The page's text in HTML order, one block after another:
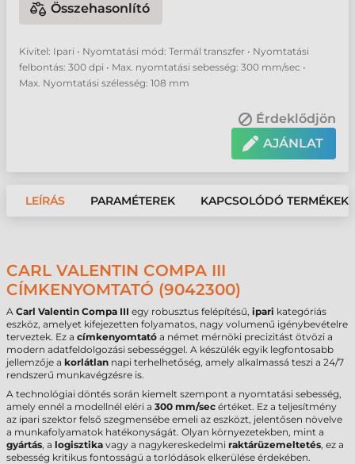
Összehasonlító
Kivitel: Ipari • Nyomtatási mód: Termál transzfer • Nyomtatási
felbontás: 300 dpi • Max. nyomtatási sebesség: 300 mm/sec •
Max. Nyomtatási szélesség: 108 mm
Érdeklődjön
AJÁNLAT
LEÍRÁS PARAMÉTEREK KAPCSOLÓDÓ TERMÉKEK
CARL VALENTIN COMPA III
CÍMKENYOMTATÓ (9042300)
A Carl Valentin Compa III egy robusztus felépítésű, ipari kategóriás
eszköz, amelyet kifejezetten folyamatos, nagy volumenű igénybevételre
terveztek. Ez a címkenyomtató a német mérnöki precizitást ötvözi a
modern adatfeldolgozási sebességgel. A készülék egyik legfontosabb
jellemzője a korlátlan napi terhelhetőség, amely alkalmassá teszi a 24/7
rendszerű munkavégzésre is.
A technológiai döntés során kiemelt szempont a nyomtatási sebesség,
amely ennél a modellnél eléri a 300 mm/sec értéket. Ez a teljesítmény
az ipari szektor felső szegmensébe emeli az eszközt, jelentősen növelve
a munkafolyamatok hatékonyságát. Olyan környezetekben, mint a
gyártás, a logisztika vagy a nagykereskedelmi raktárüzemeltetés, ez a
sebesség kritikus fontosságú a torlódások elkerülése érdekében.